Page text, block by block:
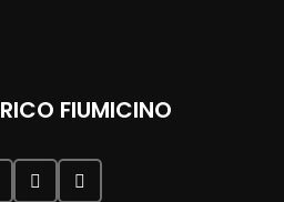
FIUMICINO